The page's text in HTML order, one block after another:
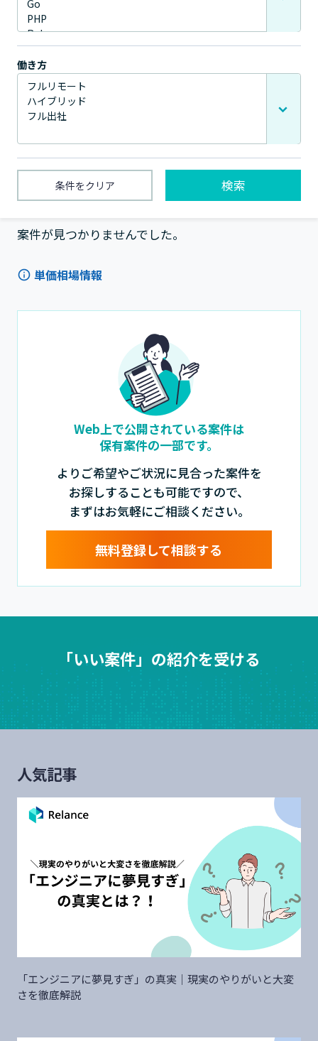
働き方
条件をクリア 検索
1〜0件 / 全0件
案件が見つかりませんでした。
単価相場情報
Web上で公開されている案件は
保有案件の一部です。
よりご希望やご状況に見合った案件を
お探しすることも可能ですので、
まずはお気軽にご相談ください。
無料登録して相談する
「いい案件」の紹介を受ける
人気記事
「エンジニアに夢見すぎ」の真実｜現実のやりがいと大変
さを徹底解説